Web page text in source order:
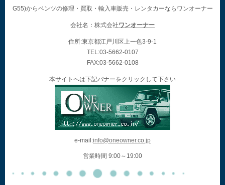
G55)からベンツの修理・買取・輸入車販売・レンタカーならワンオーナー
会社名：株式会社ワンオーナー
住所:東京都江戸川区上一色3-9-1
TEL:03-5662-0107
FAX:03-5662-0108
本サイトへは下記バナーをクリックして下さい
e-mail:info@oneowner.co.jp
営業時間 9:00～19:00